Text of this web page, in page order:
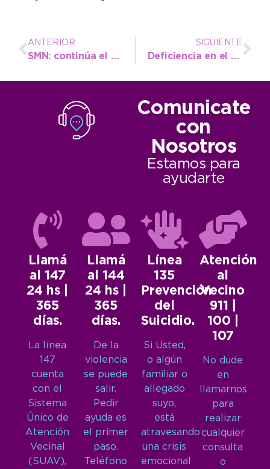
ANTERIOR
SMN: continúa el alerta meteorológico por vientos intensos
SIGUIENTE
Deficiencia en el suministro de agua en la zona del Barrio Estación Quequén
Comunicate
con
Nosotros
Estamos para
ayudarte
Llamá
al 147
24 hs |
365
días.
La línea
147
cuenta
con el
Sistema
Único de
Atención
Vecinal
(SUAV),
Llamá
al 144
24 hs |
365
días.
De la
violencia
se puede
salir.
Pedir
ayuda es
el primer
paso.
Teléfono
Línea
135
Prevención
del
Suicidio.
Si Usted,
o algún
familiar o
allegado
suyo,
está
atravesando
una crisis
emocional
Atención
al
Vecino
911 |
100 |
107
No dude
en
llamarnos
para
realizar
cualquier
consulta
o